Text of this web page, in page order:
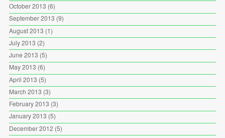
October 2013 (6)
September 2013 (9)
August 2013 (1)
July 2013 (2)
June 2013 (5)
May 2013 (6)
April 2013 (5)
March 2013 (3)
February 2013 (3)
January 2013 (5)
December 2012 (5)